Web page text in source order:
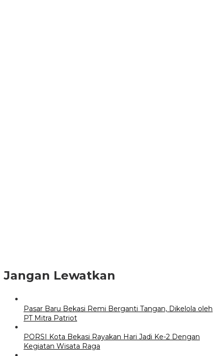
Jangan Lewatkan
Pasar Baru Bekasi Remi Berganti Tangan, Dikelola oleh
PT Mitra Patriot
PORSI Kota Bekasi Rayakan Hari Jadi Ke-2 Dengan
Kegiatan Wisata Raga